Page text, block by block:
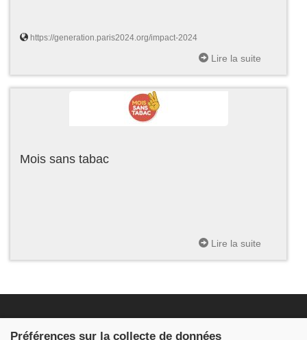
https://generation.paris2024.org/impact-2024
Lire la suite
Mois sans tabac
Lire la suite
Préférences sur la collecte de données